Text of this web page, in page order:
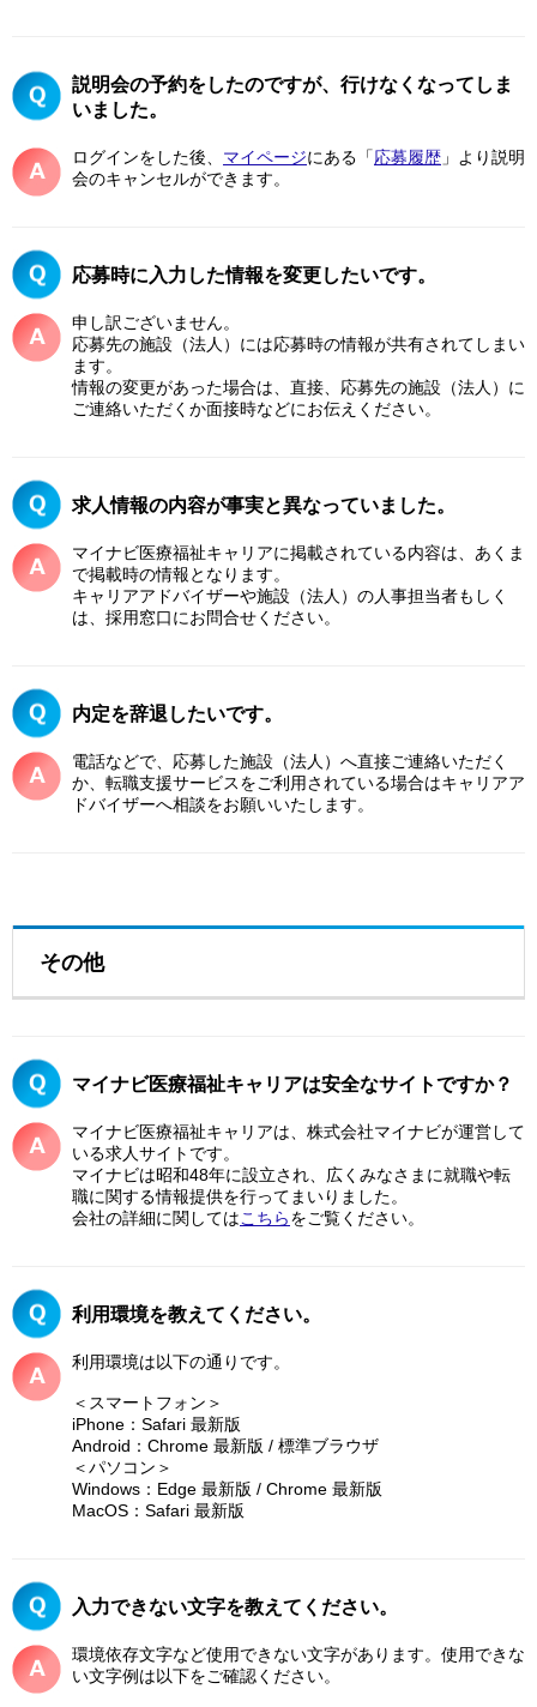
説明会の予約をしたのですが、行けなくなってしま
いました。
ログインをした後、 マイページにある「応募履歴 」より説明
会のキャンセルができます。
応募時に入力した情報を変更したいです。
申し訳ございません。
応募先の施設（法人）には応募時の情報が共有されてしまい
ます。
情報の変更があった場合は、直接、応募先の施設（法人）に
ご連絡いただくか面接時などにお伝えください。
求人情報の内容が事実と異なっていました。
マイナビ医療福祉キャリアに掲載されている内容は、あくま
で掲載時の情報となります。
キャリアアドバイザーや施設（法人）の人事担当者もしく
は、採用窓口にお問合せください。
内定を辞退したいです。
電話などで、応募した施設（法人）へ直接ご連絡いただく
か、転職支援サービスをご利用されている場合はキャリアア
ドバイザーへ相談をお願いいたします。
その他
マイナビ医療福祉キャリアは安全なサイトですか？
マイナビ医療福祉キャリアは、株式会社マイナビが運営して
いる求人サイトです。
マイナビは昭和48年に設立され、広くみなさまに就職や転
職に関する情報提供を行ってまいりました。
会社の詳細に関してはこちらをご覧ください。
利用環境を教えてください。
利用環境は以下の通りです。
＜スマートフォン＞
iPhone：Safari 最新版
Android：Chrome 最新版 / 標準ブラウザ
＜パソコン＞
Windows：Edge 最新版 / Chrome 最新版
MacOS：Safari 最新版
入力できない文字を教えてください。
環境依存文字など使用できない文字があります。使用できな
い文字例は以下をご確認ください。